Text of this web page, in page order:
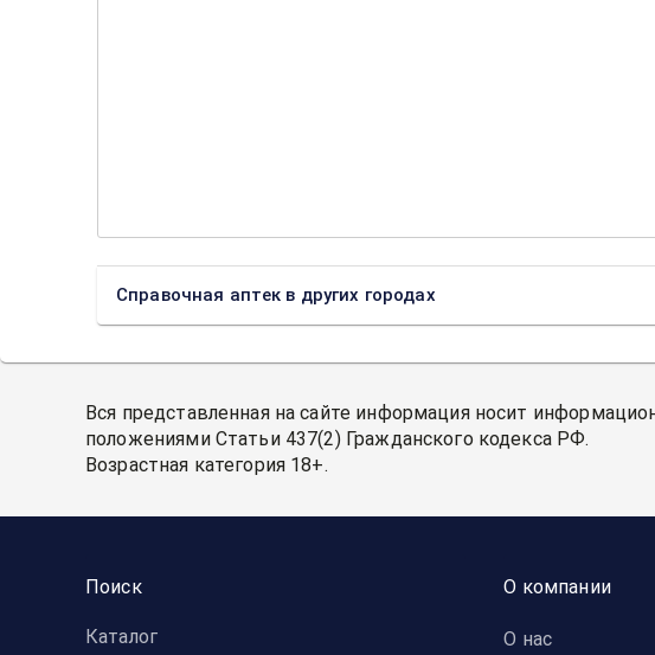
Справочная аптек в других городах
Вся представленная на сайте информация носит
положениями Статьи 437(2) Гражданского кодекса РФ.
Возрастная категория 18+.
Поиск
Каталог
О компании
О нас